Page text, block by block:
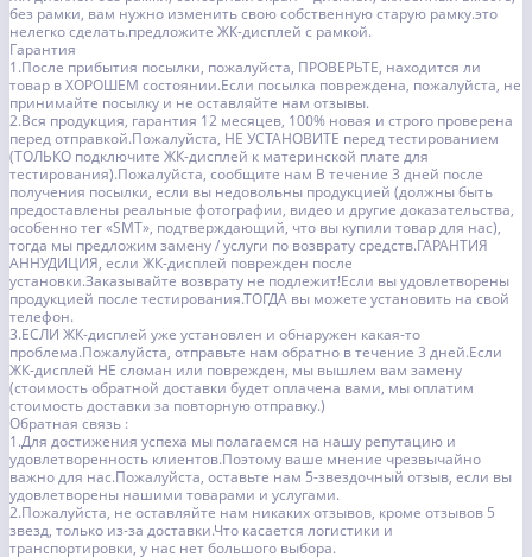
без рамки, вам нужно изменить свою собственную старую рамку.это
нелегко сделать.предложите ЖК-дисплей с рамкой.
Гарантия
1.После прибытия посылки, пожалуйста, ПРОВЕРЬТЕ, находится ли
товар в ХОРОШЕМ состоянии.Если посылка повреждена, пожалуйста, не
принимайте посылку и не оставляйте нам отзывы.
2.Вся продукция, гарантия 12 месяцев, 100% новая и строго проверена
перед отправкой.Пожалуйста, НЕ УСТАНОВИТЕ перед тестированием
(ТОЛЬКО подключите ЖК-дисплей к материнской плате для
тестирования).Пожалуйста, сообщите нам В течение 3 дней после
получения посылки, если вы недовольны продукцией (должны быть
предоставлены реальные фотографии, видео и другие доказательства,
особенно тег «SMT», подтверждающий, что вы купили товар для нас),
тогда мы предложим замену / услуги по возврату средств.ГАРАНТИЯ
АННУДИЦИЯ, если ЖК-дисплей поврежден после
установки.Заказывайте возврату не подлежит!Если вы удовлетворены
продукцией после тестирования.ТОГДА вы можете установить на свой
телефон.
3.ЕСЛИ ЖК-дисплей уже установлен и обнаружен какая-то
проблема.Пожалуйста, отправьте нам обратно в течение 3 дней.Если
ЖК-дисплей НЕ сломан или поврежден, мы вышлем вам замену
(стоимость обратной доставки будет оплачена вами, мы оплатим
стоимость доставки за повторную отправку.)
Обратная связь :
1.Для достижения успеха мы полагаемся на нашу репутацию и
удовлетворенность клиентов.Поэтому ваше мнение чрезвычайно
важно для нас.Пожалуйста, оставьте нам 5-звездочный отзыв, если вы
удовлетворены нашими товарами и услугами.
2.Пожалуйста, не оставляйте нам никаких отзывов, кроме отзывов 5
звезд, только из-за доставки.Что касается логистики и
транспортировки, у нас нет большого выбора.